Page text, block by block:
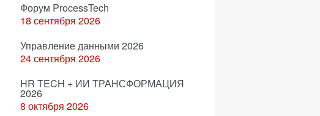
Форум ProcessTech
18 сентября 2026
Управление данными 2026
24 сентября 2026
HR TECH + ИИ ТРАНСФОРМАЦИЯ
2026
8 октября 2026